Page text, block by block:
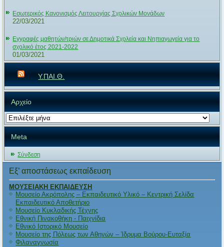
Εσωτερικός Κανονισμός Λειτουργίας Σχολικών Μονάδων
22/03/2021
Εγγραφές μαθητών/τριών σε Δημοτικά Σχολεία και Νηπιαγωγεία για το
σχολικό έτος 2021-2022
01/03/2021
Υ.ΠΑΙ.Θ.
Αρχείο
Αρχείο
Meta
Σύνδεση
Εξ’ αποστάσεως εκπαίδευση
ΜΟΥΣΕΙΑΚΗ ΕΚΠΑΙΔΕΥΣΗ
Μουσείο Ακρόπολης – Εκπαιδευτικό Υλικό – Κεντρική Σελίδα
Εκπαιδευτικό Αποθετήριο
Μουσείο Κυκλαδικής Τέχνης
Εθνική Πινακοθήκη - Παιχνίδια
Εθνικό Ιστορικό Μουσείο
Μουσείο της Πόλεως των Αθηνών – Ίδρυμα Βούρου-Ευταξία
Φιλαναγνωσία